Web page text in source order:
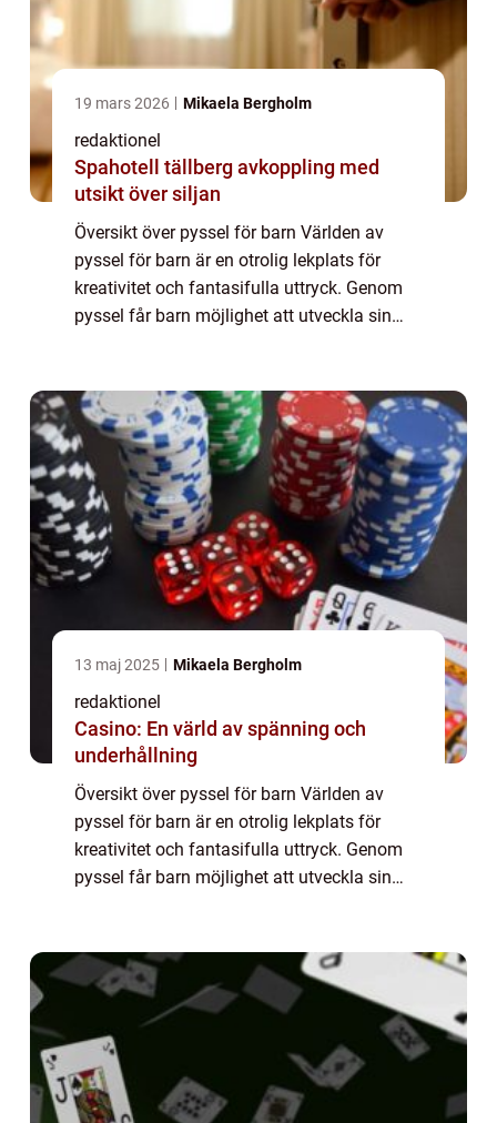
19 mars 2026 Mikaela Bergholm
redaktionel
Spahotell tällberg avkoppling med
utsikt över siljan
Översikt över pyssel för barn Världen av
pyssel för barn är en otrolig lekplats för
kreativitet och fantasifulla uttryck. Genom
pyssel får barn möjlighet att utveckla sin
13 maj 2025 Mikaela Bergholm
redaktionel
Casino: En värld av spänning och
underhållning
Översikt över pyssel för barn Världen av
pyssel för barn är en otrolig lekplats för
kreativitet och fantasifulla uttryck. Genom
pyssel får barn möjlighet att utveckla sin